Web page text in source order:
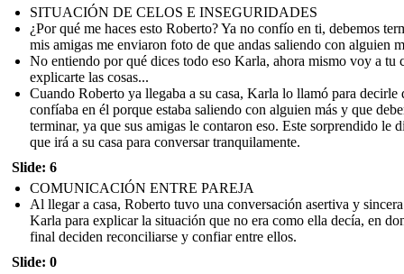
SITUACIÓN DE CELOS E INSEGURIDADES
¿Por qué me haces esto Roberto? Ya no confío en ti, debemos
mis amigas me enviaron foto de que andas saliendo con alguien
No entiendo por qué dices todo eso Karla, ahora mismo voy a tu
explicarte las cosas...
Cuando Roberto ya llegaba a su casa, Karla lo llamó para decirle
confíaba en él porque estaba saliendo con alguien más y que
terminar, ya que sus amigas le contaron eso. Este sorprendido le
que irá a su casa para conversar tranquilamente.
Slide: 6
COMUNICACIÓN ENTRE PAREJA
Al llegar a casa, Roberto tuvo una conversación asertiva y
Karla para explicar la situación que no era como ella decía, en
final deciden reconciliarse y confiar entre ellos.
Slide: 0